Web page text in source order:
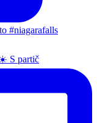
S partič